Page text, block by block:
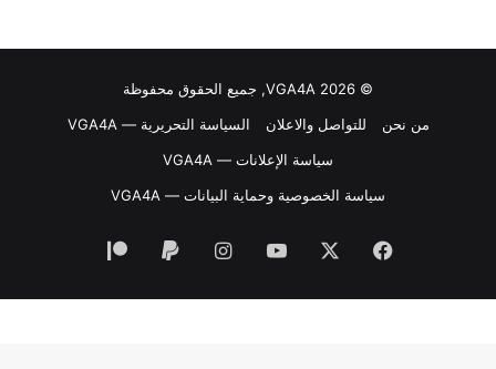
© VGA4A 2026, جميع الحقوق محفوظة
من نحن
للتواصل والاعلان
السياسة التحريرية — VGA4A
سياسة الإعلانات — VGA4A
سياسة الخصوصية وحماية البيانات — VGA4A
فيسبوك ‫YouTubeانستقرام
‏Paypal
‫Patreon